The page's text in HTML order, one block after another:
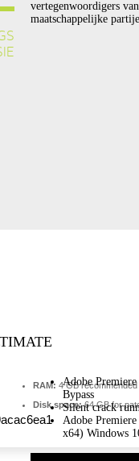
vertegenwoordigers
maatschappelijke
RAM: 4 GB recommended
Disk space:64 GB for
Adobe
Bypass
Silent crack
Adobe
x64) Windows